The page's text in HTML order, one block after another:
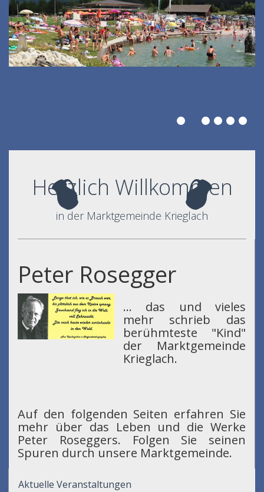
Herzlich Willkommen
in der Marktgemeinde Krieglach
Peter Rosegger
... das und vieles
mehr schrieb das
berühmteste "Kind"
der Marktgemeinde
Krieglach.
Auf den folgenden Seiten erfahren Sie
mehr über das Leben und die Werke
Peter Roseggers. Folgen Sie seinen
Spuren durch unsere Marktgemeinde.
Aktuelle Veranstaltungen